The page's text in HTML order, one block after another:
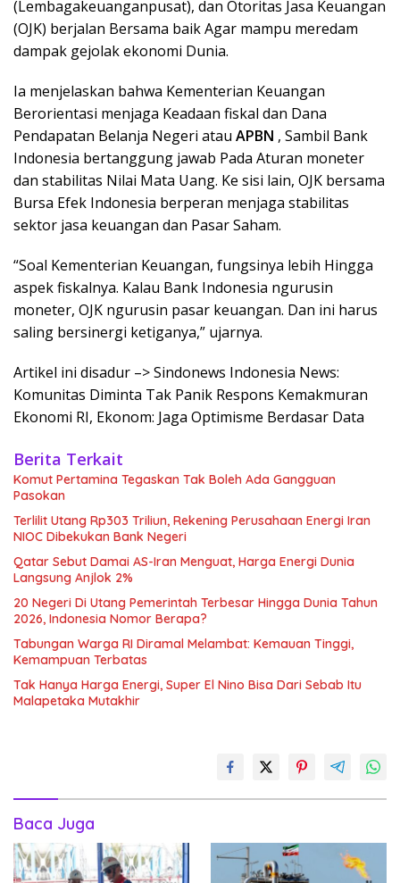
(Lembagakeuanganpusat), dan Otoritas Jasa Keuangan
(OJK) berjalan Bersama baik Agar mampu meredam
dampak gejolak ekonomi Dunia.
Ia menjelaskan bahwa Kementerian Keuangan
Berorientasi menjaga Keadaan fiskal dan Dana
Pendapatan Belanja Negeri atau APBN , Sambil Bank
Indonesia bertanggung jawab Pada Aturan moneter
dan stabilitas Nilai Mata Uang. Ke sisi lain, OJK bersama
Bursa Efek Indonesia berperan menjaga stabilitas
sektor jasa keuangan dan Pasar Saham.
“Soal Kementerian Keuangan, fungsinya lebih Hingga
aspek fiskalnya. Kalau Bank Indonesia ngurusin
moneter, OJK ngurusin pasar keuangan. Dan ini harus
saling bersinergi ketiganya,” ujarnya.
Artikel ini disadur –> Sindonews Indonesia News:
Komunitas Diminta Tak Panik Respons Kemakmuran
Ekonomi RI, Ekonom: Jaga Optimisme Berdasar Data
Berita Terkait
Komut Pertamina Tegaskan Tak Boleh Ada Gangguan
Pasokan
Terlilit Utang Rp303 Triliun, Rekening Perusahaan Energi Iran
NIOC Dibekukan Bank Negeri
Qatar Sebut Damai AS-Iran Menguat, Harga Energi Dunia
Langsung Anjlok 2%
20 Negeri Di Utang Pemerintah Terbesar Hingga Dunia Tahun
2026, Indonesia Nomor Berapa?
Tabungan Warga RI Diramal Melambat: Kemauan Tinggi,
Kemampuan Terbatas
Tak Hanya Harga Energi, Super El Nino Bisa Dari Sebab Itu
Malapetaka Mutakhir
Baca Juga